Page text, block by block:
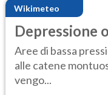
Wikimeteo
Depressione
Aree di bassa
alle catene
vengo...